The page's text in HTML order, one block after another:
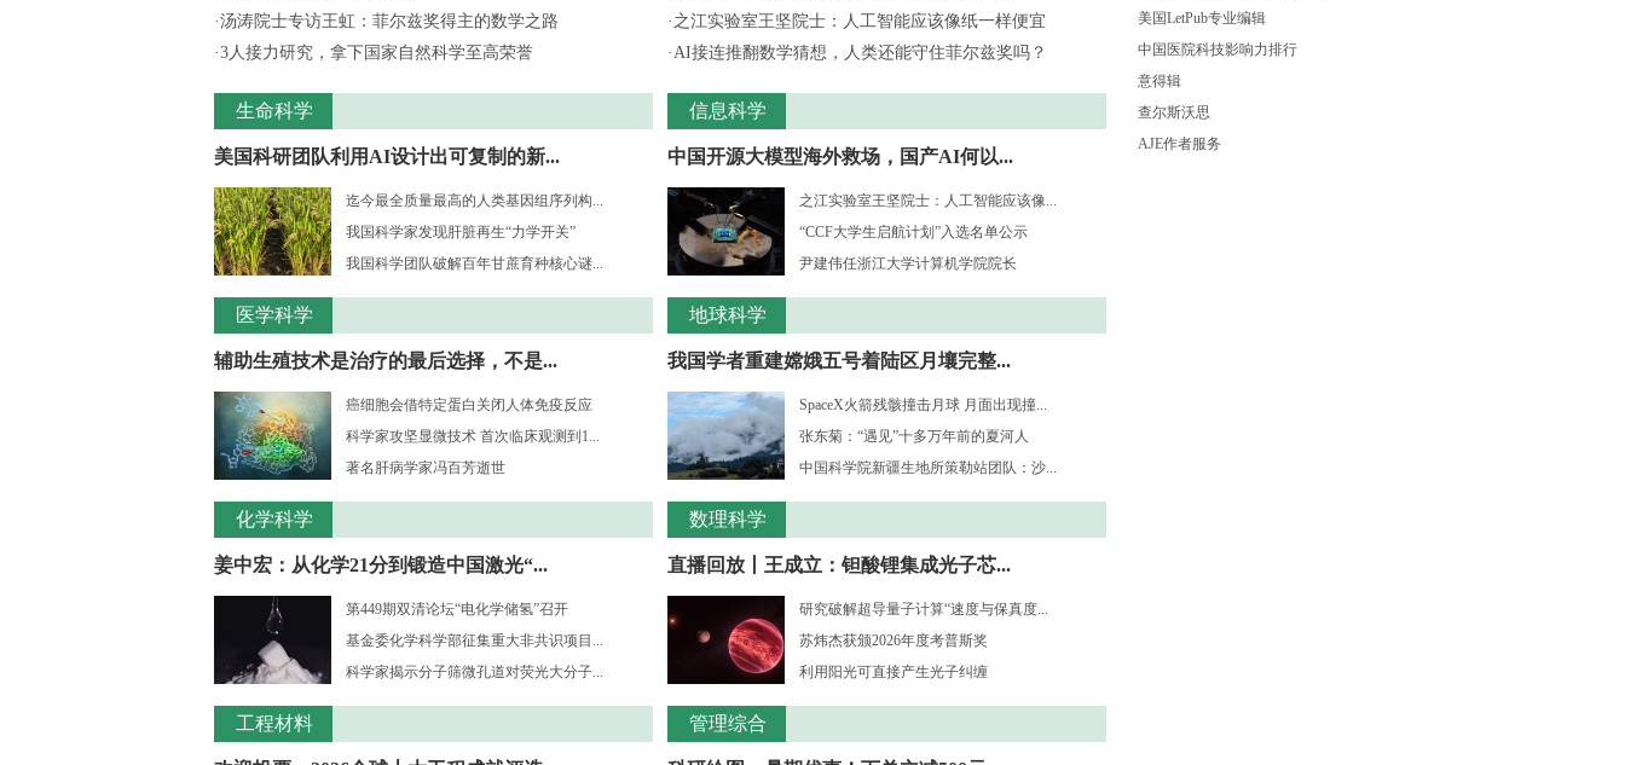
·汤涛院士专访王虹：菲尔兹奖得主的数学之路
·3人接力研究，拿下国家自然科学至高荣誉
生命科学
美国科研团队利用AI设计出可复制的新...
迄今最全质量最高的人类基因组序列构...
我国科学家发现肝脏再生“力学开关”
我国科学团队破解百年甘蔗育种核心谜...
医学科学
辅助生殖技术是治疗的最后选择，不是...
癌细胞会借特定蛋白关闭人体免疫反应
科学家攻坚显微技术 首次临床观测到1...
著名肝病学家冯百芳逝世
化学科学
姜中宏：从化学21分到锻造中国激光“...
第449期双清论坛“电化学储氢”召开
基金委化学科学部征集重大非共识项目...
科学家揭示分子筛微孔道对荧光大分子...
工程材料
· 之江实验室王坚院士：人工智能应该像纸一样便宜
·AI接连推翻数学猜想，人类还能守住菲尔兹奖吗？
信息科学
中国开源大模型海外救场，国产AI何以...
之江实验室王坚院士：人工智能应该像...
“CCF大学生启航计划”入选名单公示
尹建伟任浙江大学计算机学院院长
地球科学
我国学者重建嫦娥五号着陆区月壤完整...
SpaceX火箭残骸撞击月球 月面出现撞...
张东菊：“遇见”十多万年前的夏河人
中国科学院新疆生地所策勒站团队：沙...
数理科学
直播回放丨王成立：钽酸锂集成光子芯...
研究破解超导量子计算“速度与保真度...
苏炜杰获颁2026年度考普斯奖
利用阳光可直接产生光子纠缠
管理综合
美国LetPub专业编辑
中国医院科技影响力排行
意得辑
查尔斯沃思
AJE作者服务